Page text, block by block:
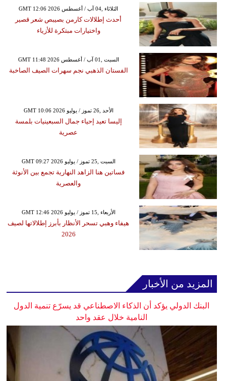
GMT 12:06 2026 الثلاثاء ,04 آب / أغسطس
أحدث إطلالات كارمن بصيبص شعر قصير
واختيارات مبتكرة للأزياء
GMT 11:48 2026 السبت ,01 آب / أغسطس
الفستان الذهبي نجم سهرات الصيف الصاخبة
GMT 10:06 2026 الأحد ,26 تموز / يوليو
إليسا تعيد إحياء جمال السبعينيات بلمسة
عصرية
GMT 09:27 2026 السبت ,25 تموز / يوليو
فساتين هنا الزاهد النهارية تجمع بين الأنوثة
والعصرية
GMT 12:46 2026 الأربعاء ,15 تموز / يوليو
هيفاء وهبي تسحر الأنظار بأبرز إطلالاتها لصيف
2026
المزيد من الأخبار
البنك الدولي يؤكد أن الذكاء الاصطناعي قد يسرّع تنمية الدول
النامية خلال عقد واحد